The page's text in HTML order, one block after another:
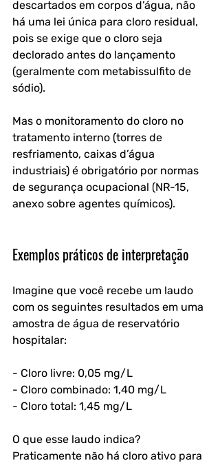
descartados em corpos d’água, não
há uma lei única para cloro residual,
pois se exige que o cloro seja
declorado antes do lançamento
(geralmente com metabissulfito de
sódio).
Mas o monitoramento do cloro no
tratamento interno (torres de
resfriamento, caixas d’água
industriais) é obrigatório por normas
de segurança ocupacional (NR-15,
anexo sobre agentes químicos).
Exemplos práticos de interpretação
Imagine que você recebe um laudo
com os seguintes resultados em uma
amostra de água de reservatório
hospitalar:
- Cloro livre: 0,05 mg/L
- Cloro combinado: 1,40 mg/L
- Cloro total: 1,45 mg/L
O que esse laudo indica?
Praticamente não há cloro ativo para